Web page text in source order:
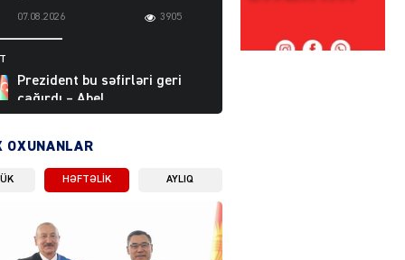
07.08.2026 3905
Prezident bu səfirləri geri
çağırdı – Abel
Məhərrəmovun oğlu da var
07.08.2026
səsləri eşidildi
07.08.2026
OXUNANLAR
HƏFTƏLIK AYLIQ